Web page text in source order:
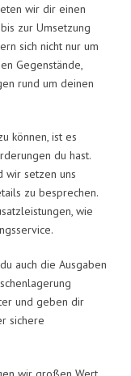
wir dir einen
zur Umsetzung
sich nicht nur um
Gegenstände,
rund um deinen
können, ist es
du hast.
wir setzen uns
zu besprechen.
wie
auch die Ausgaben
und geben dir
sichere